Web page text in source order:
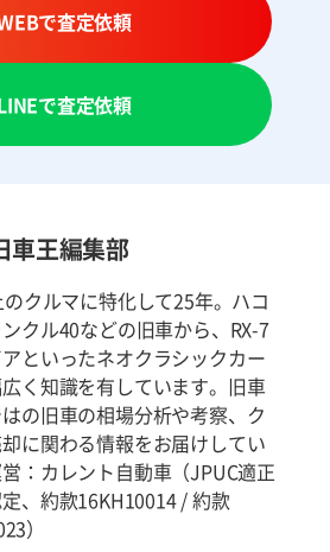
で査定依頼
で査定依頼
車王編集部
クルマに特化して25年。ハコ
クル40などの旧車から、RX-7
といったネオクラシックカー
く知識を有しています。旧車
の旧車の相場分析や考察、ク
に関わる情報をお届けしてい
：カレント自動車（JPUC適正
、約款16KH10014 / 約款
）